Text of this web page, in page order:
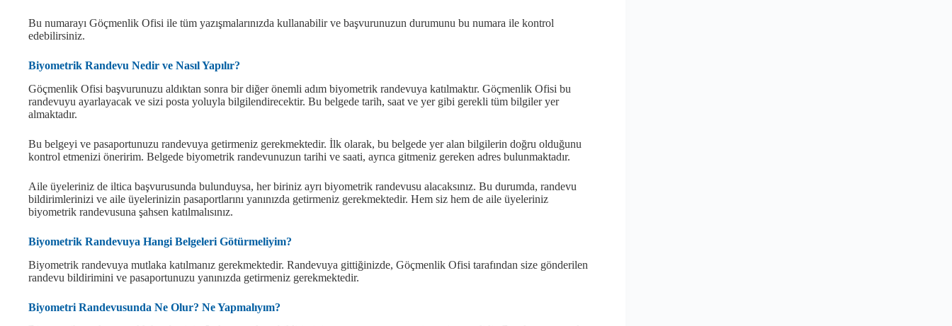
Bu numarayı Göçmenlik Ofisi ile tüm yazışmalarınızda kullanabilir ve başvurunuzun durumunu bu numara ile kontrol
edebilirsiniz.
Biyometrik Randevu Nedir ve Nasıl Yapılır?
Göçmenlik Ofisi başvurunuzu aldıktan sonra bir diğer önemli adım biyometrik randevuya katılmaktır. Göçmenlik Ofisi bu
randevuyu ayarlayacak ve sizi posta yoluyla bilgilendirecektir. Bu belgede tarih, saat ve yer gibi gerekli tüm bilgiler yer
almaktadır.
Bu belgeyi ve pasaportunuzu randevuya getirmeniz gerekmektedir. İlk olarak, bu belgede yer alan bilgilerin doğru olduğunu
kontrol etmenizi öneririm. Belgede biyometrik randevunuzun tarihi ve saati, ayrıca gitmeniz gereken adres bulunmaktadır.
Aile üyeleriniz de iltica başvurusunda bulunduysa, her biriniz ayrı biyometrik randevusu alacaksınız. Bu durumda, randevu
bildirimlerinizi ve aile üyelerinizin pasaportlarını yanınızda getirmeniz gerekmektedir. Hem siz hem de aile üyeleriniz
biyometrik randevusuna şahsen katılmalısınız.
Biyometrik Randevuya Hangi Belgeleri Götürmeliyim?
Biyometrik randevuya mutlaka katılmanız gerekmektedir. Randevuya gittiğinizde, Göçmenlik Ofisi tarafından size gönderilen
randevu bildirimini ve pasaportunuzu yanınızda getirmeniz gerekmektedir.
Biyometri Randevusunda Ne Olur? Ne Yapmalıyım?